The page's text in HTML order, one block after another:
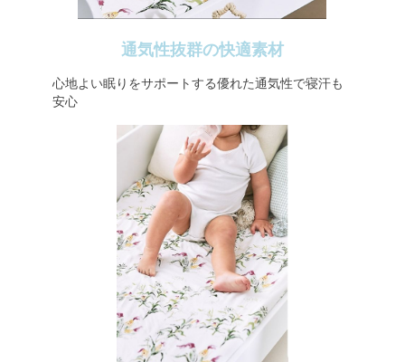
通気性抜群の快適素材
心地よい眠りをサポートする優れた通気性で寝汗も
安心